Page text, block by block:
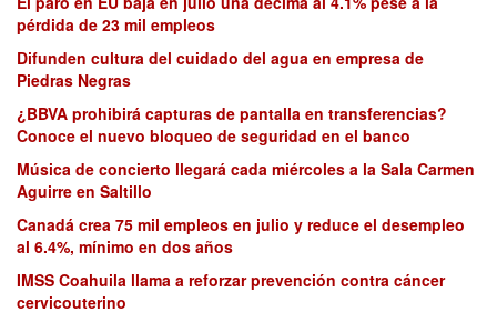
pérdida de 23 mil empleos
Difunden cultura del cuidado del agua en empresa de
Piedras Negras
¿BBVA prohibirá capturas de pantalla en transferencias?
Conoce el nuevo bloqueo de seguridad en el banco
Música de concierto llegará cada miércoles a la Sala Carmen
Aguirre en Saltillo
Canadá crea 75 mil empleos en julio y reduce el desempleo
al 6.4%, mínimo en dos años
IMSS Coahuila llama a reforzar prevención contra cáncer
cervicouterino